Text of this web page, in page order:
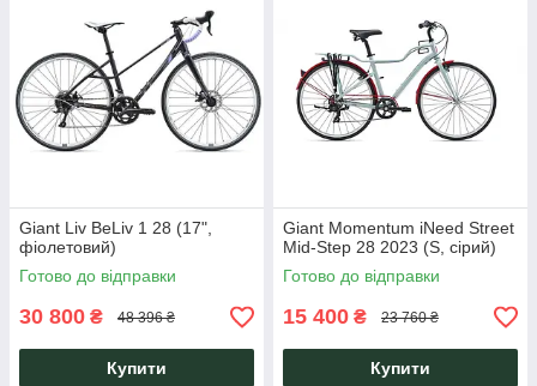
Giant Liv BeLiv 1 28 (17",
фіолетовий)
Готово до відправки
30 800 ₴ 48 396 ₴
Купити
Giant Momentum iNeed Street
Mid-Step 28 2023 (S, сірий)
Готово до відправки
15 400 ₴ 23 760 ₴
Купити